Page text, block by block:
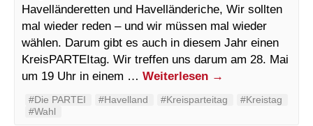
Havelländeretten und Havelländeriche, Wir sollten
mal wieder reden – und wir müssen mal wieder
wählen. Darum gibt es auch in diesem Jahr einen
KreisPARTEItag. Wir treffen uns darum am 28. Mai
um 19 Uhr in einem … Weiterlesen →
#Die PARTEI #Havelland #Kreisparteitag
#Kreistag
#Wahl